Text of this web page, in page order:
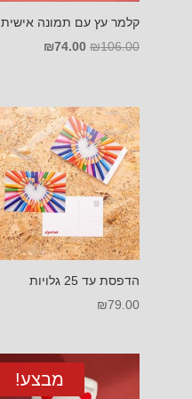
קלמר עץ עם תמונה אישית
₪106.00
המחיר
₪106.00.
₪74.00
₪74.00.
הדפסת עד 25 גלויות
₪79.00
מבצע!